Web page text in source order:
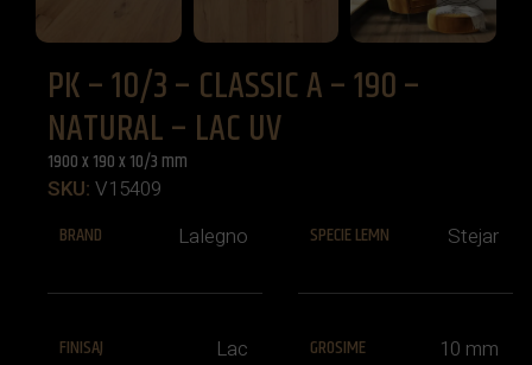
PK – 10/3 – CLASSIC A – 190 –
NATURAL – LAC UV
1900 x 190 x 10/3 mm
SKU: V15409
BRAND
Lalegno SPECIE LEMN Stejar
FINISAJ Lac GROSIME 10 mm